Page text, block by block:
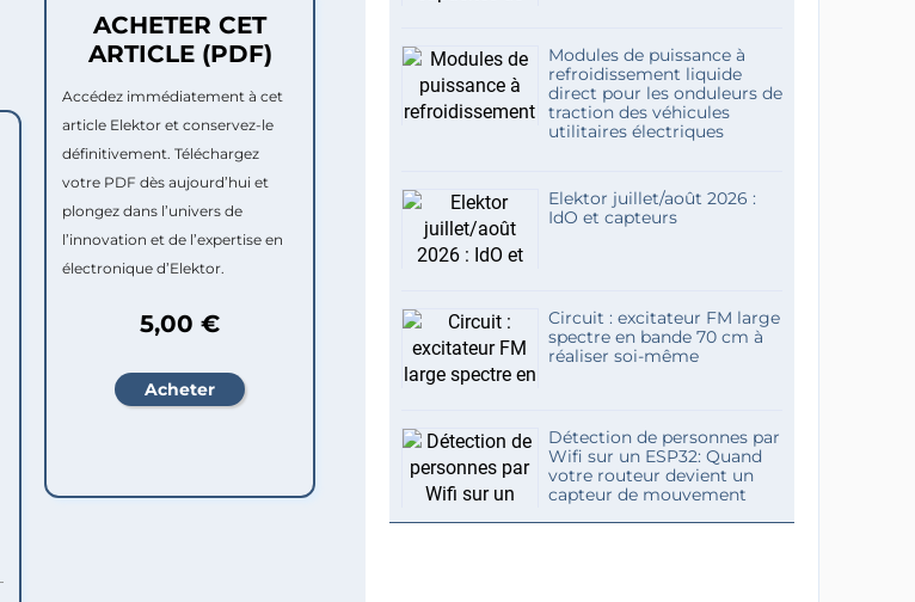
ACHETER CET
ARTICLE (PDF)
Accédez immédiatement à cet
article Elektor et conservez-le
définitivement. Téléchargez
votre PDF dès aujourd’hui et
plongez dans l’univers de
l’innovation et de l’expertise en
électronique d’Elektor.
5,00 €
Modules de puissance à
refroidissement liquide
direct pour les onduleurs de
traction des véhicules
utilitaires électriques
Elektor juillet/août 2026 :
IdO et capteurs
Circuit : excitateur FM large
spectre en bande 70 cm à
réaliser soi-même
Détection de personnes par
Wifi sur un ESP32: Quand
votre routeur devient un
capteur de mouvement